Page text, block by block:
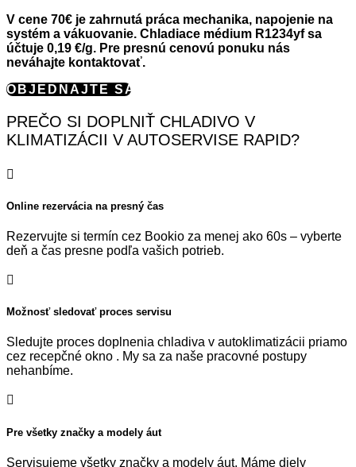
V cene 70€ je zahrnutá práca mechanika, napojenie na
systém a vákuovanie. Chladiace médium R1234yf sa
účtuje 0,19 €/g. Pre presnú cenovú ponuku nás
neváhajte kontaktovať.
OBJEDNAJTE SA
PREČO SI DOPLNIŤ CHLADIVO V
KLIMATIZÁCII V AUTOSERVISE RAPID?

Online rezervácia na presný čas
Rezervujte si termín cez Bookio za menej ako 60s – vyberte
deň a čas presne podľa vašich potrieb.

Možnosť sledovať proces servisu
Sledujte proces doplnenia chladiva v autoklimatizácii priamo
cez recepčné okno . My sa za naše pracovné postupy
nehanbíme.

Pre všetky značky a modely áut
Servisujeme všetky značky a modely áut. Máme diely